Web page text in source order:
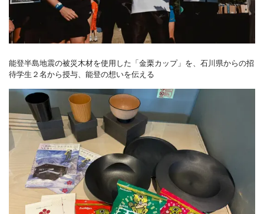
能登半島地震の被災木材を使用した「金栗カップ」を、石川県からの招
待学生２名から授与、能登の想いを伝える